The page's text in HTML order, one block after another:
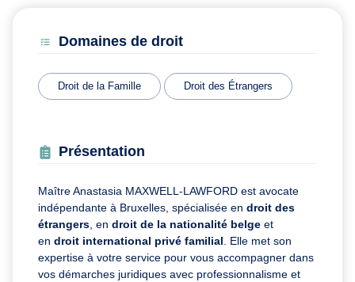
Domaines de droit
Droit de la Famille Droit des Étrangers
Présentation
Maître Anastasia MAXWELL-LAWFORD est avocate
indépendante à Bruxelles, spécialisée en droit des
étrangers, en droit de la nationalité belge et
en droit international privé familial. Elle met son
expertise à votre service pour vous accompagner dans
vos démarches juridiques avec professionnalisme et